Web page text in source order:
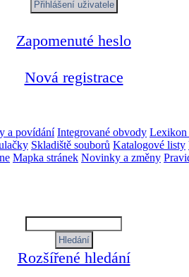
Zapomenuté heslo
Nová registrace
a povídání Integrované obvody Lexikon
Skladiště souborů Katalogové listy
Mapka stránek Novinky a změny
Rozšířené hledání